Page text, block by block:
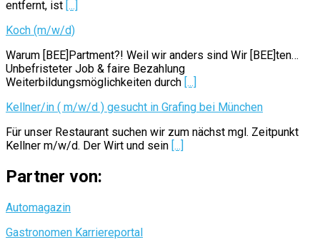
entfernt, ist [...]
Koch (m/w/d)
Warum [BEE]Partment?! Weil wir anders sind Wir [BEE]ten…
Unbefristeter Job & faire Bezahlung
Weiterbildungsmöglichkeiten durch [...]
Kellner/in ( m/w/d ) gesucht in Grafing bei München
Für unser Restaurant suchen wir zum nächst mgl. Zeitpunkt
Kellner m/w/d. Der Wirt und sein [...]
Partner von:
Automagazin
Gastronomen Karriereportal